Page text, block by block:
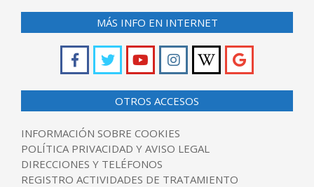
MÁS INFO EN INTERNET
OTROS ACCESOS
INFORMACIÓN SOBRE COOKIES
POLÍTICA PRIVACIDAD Y AVISO LEGAL
DIRECCIONES Y TELÉFONOS
REGISTRO ACTIVIDADES DE TRATAMIENTO